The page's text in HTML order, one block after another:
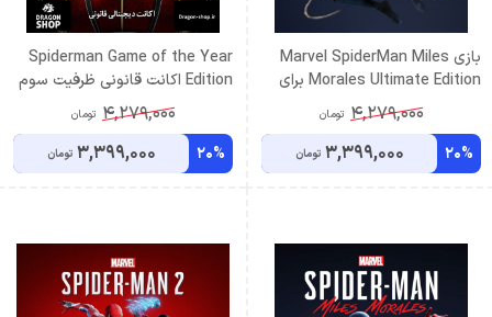
بازی Marvel SpiderMan Miles
Morales Ultimate Edition برای
PS5 , PS4 اکانت قانونی ظرفیت
4,279,000 تومان
20%
3,399,000 تومان
Spiderman Game of the Year
Edition اکانت قانونی ظرفیت سوم
4,279,000 تومان
20%
3,399,000 تومان